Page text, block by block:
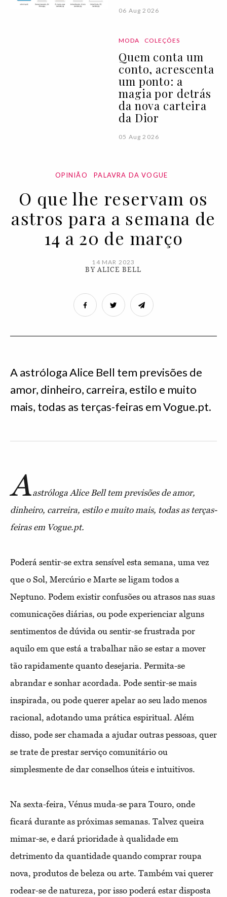
06 Aug 2026
MODA COLEÇÕES
Quem conta um
conto, acrescenta
um ponto: a
magia por detrás
da nova carteira
da Dior
05 Aug 2026
OPINIÃO PALAVRA DA VOGUE
O que lhe reservam os
astros para a semana de
14 a 20 de março
14 MAR 2023
BY ALICE BELL
A astróloga Alice Bell tem previsões de
amor, dinheiro, carreira, estilo e muito
mais, todas as terças-feiras em Vogue.pt.
Aastróloga Alice Bell tem previsões de amor,
dinheiro, carreira, estilo e muito mais, todas as terças-
feiras em Vogue.pt.
Poderá sentir-se extra sensível esta semana, uma vez
que o Sol, Mercúrio e Marte se ligam todos a
Neptuno. Podem existir confusões ou atrasos nas suas
comunicações diárias, ou pode experienciar alguns
sentimentos de dúvida ou sentir-se frustrada por
aquilo em que está a trabalhar não se estar a mover
tão rapidamente quanto desejaria. Permita-se
abrandar e sonhar acordada. Pode sentir-se mais
inspirada, ou pode querer apelar ao seu lado menos
racional, adotando uma prática espiritual. Além
disso, pode ser chamada a ajudar outras pessoas, quer
se trate de prestar serviço comunitário ou
simplesmente de dar conselhos úteis e intuitivos.
Na sexta-feira, Vénus muda-se para Touro, onde
ficará durante as próximas semanas. Talvez queira
mimar-se, e dará prioridade à qualidade em
detrimento da quantidade quando comprar roupa
nova, produtos de beleza ou arte. Também vai querer
rodear-se de natureza, por isso poderá estar disposta